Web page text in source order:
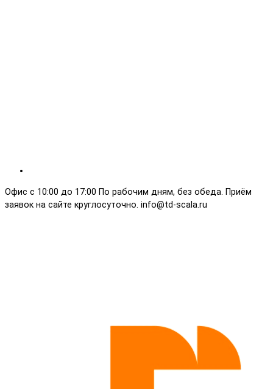
Офис с 10:00 до 17:00 По рабочим дням, без обеда. Приём
заявок на сайте круглосуточно. info@td-scala.ru